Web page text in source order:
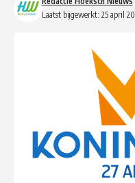
Laatst bijgewerkt: 25 april